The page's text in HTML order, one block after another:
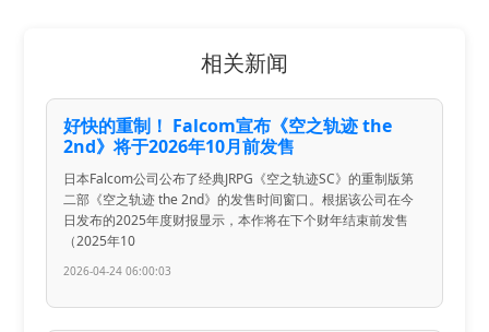
相关新闻
好快的重制！ Falcom宣布《空之轨迹 the
2nd》将于2026年10月前发售
日本Falcom公司公布了经典JRPG《空之轨迹SC》的重制版第
二部《空之轨迹 the 2nd》的发售时间窗口。根据该公司在今
日发布的2025年度财报显示，本作将在下个财年结束前发售
（2025年10
2026-04-24 06:00:03